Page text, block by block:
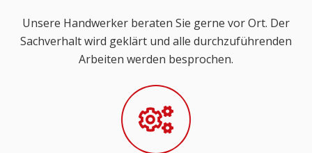
Unsere Handwerker beraten Sie gerne vor Ort. Der
Sachverhalt wird geklärt und alle durchzuführenden
Arbeiten werden besprochen.